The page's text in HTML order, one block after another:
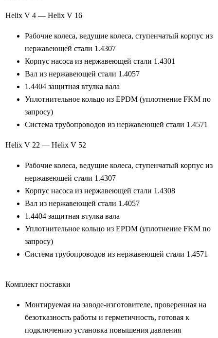
Helix V 4 — Helix V 16
Рабочие колеса, ведущие колеса, ступенчатый корпус из
нержавеющей стали 1.4307
Корпус насоса из нержавеющей стали 1.4301
Вал из нержавеющей стали 1.4057
1.4404 защитная втулка вала
Уплотнительное кольцо из EPDM (уплотнение FKM по
запросу)
Система трубопроводов из нержавеющей стали 1.4571
Helix V 22 — Helix V 52
Рабочие колеса, ведущие колеса, ступенчатый корпус из
нержавеющей стали 1.4307
Корпус насоса из нержавеющей стали 1.4308
Вал из нержавеющей стали 1.4057
1.4404 защитная втулка вала
Уплотнительное кольцо из EPDM (уплотнение FKM по
запросу)
Система трубопроводов из нержавеющей стали 1.4571
Комплект поставки
Монтируемая на заводе-изготовителе, проверенная на
безотказность работы и герметичность, готовая к
подключению установка повышения давления